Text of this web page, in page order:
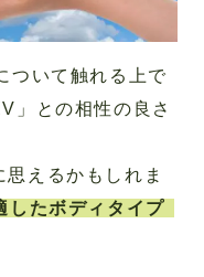
ついて触れる上で
」との相性の良さ
えるかもしれま
したボディタイプ